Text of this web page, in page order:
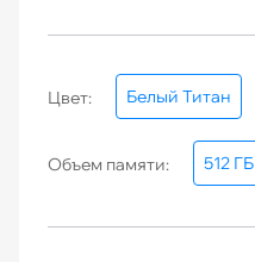
Цвет: Белый Титан
Объем памяти: 512 ГБ